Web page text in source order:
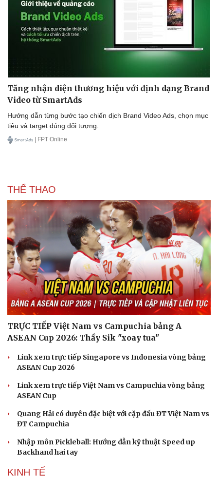
Phòng mạch online
Ăn sạch sống khỏe
Tăng nhận diện thương hiệu với định dạng Brand
Video từ SmartAds
Hướng dẫn từng bước tạo chiến dịch Brand Video Ads, chọn mục
tiêu và target đúng đối tượng.
| FPT Online
THỂ THAO
TRỰC TIẾP Việt Nam vs Campuchia bảng A
ASEAN Cup 2026: Thầy Sik "xoay tua"
Link xem trực tiếp Singapore vs Indonesia vòng bảng
ASEAN Cup 2026
Link xem trực tiếp Việt Nam vs Campuchia vòng bảng
ASEAN Cup
Quang Hải có duyên đặc biệt với cặp đấu ĐT Việt Nam vs
ĐT Campuchia
Nhập môn Pickleball: Hướng dẫn kỹ thuật Speed up
Backhand hai tay
KINH TẾ